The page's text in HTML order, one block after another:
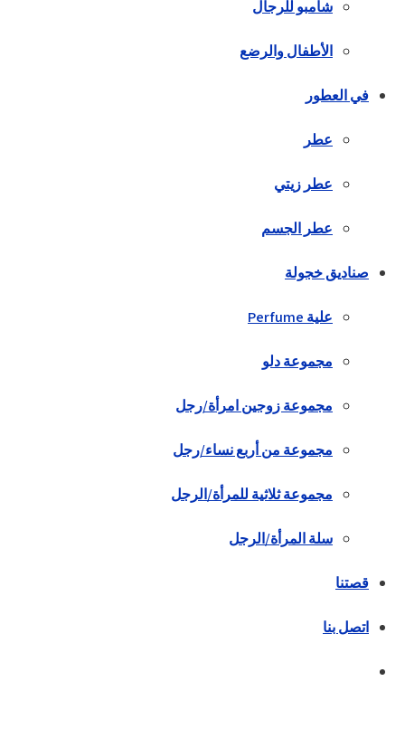
شامبو للرجال
الأطفال والرضع
في العطور
عطر
عطر زيتي
عطر الجسم
صناديق خجولة
علية Perfume
مجموعة دلو
مجموعة زوجين امرأة/رجل
مجموعة من أربع نساء/رجل
مجموعة ثلاثية للمرأة/الرجل
سلة المرأة/الرجل
قصتنا
اتصل بنا